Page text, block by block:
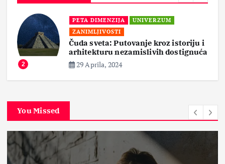
2
PETA DIMENZIJA
UNIVERZUM
ZANIMLJIVOSTI
Čuda sveta: Putovanje kroz istoriju i
arhitekturu nezamislivih dostignuća
29 Aprila, 2024
You Missed